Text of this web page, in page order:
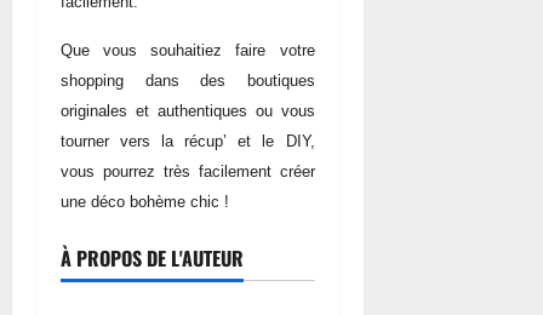
Que vous souhaitiez faire votre
shopping dans des boutiques
originales et authentiques ou vous
tourner vers la récup’ et le DIY,
vous pourrez très facilement créer
une déco bohème chic !
À PROPOS DE L'AUTEUR